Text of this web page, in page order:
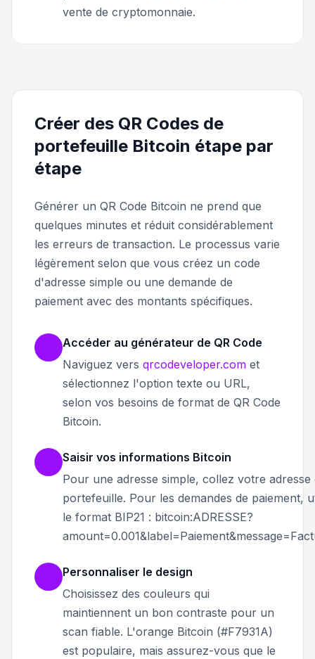
vente de cryptomonnaie.
Créer des QR Codes de
portefeuille Bitcoin étape par
étape
Générer un QR Code Bitcoin ne prend que
quelques minutes et réduit considérablement
les erreurs de transaction. Le processus varie
légèrement selon que vous créez un code
d'adresse simple ou une demande de
paiement avec des montants spécifiques.
Accéder au générateur de QR Code
Naviguez vers qrcodeveloper.com et
sélectionnez l'option texte ou URL,
selon vos besoins de format de QR Code
Bitcoin.
Saisir vos informations Bitcoin
Pour une adresse simple, collez votre adresse
portefeuille. Pour les demandes de paiement,
le format BIP21 : bitcoin:ADRESSE?
Personnaliser le design
Choisissez des couleurs qui
maintiennent un bon contraste pour un
scan fiable. L'orange Bitcoin (#F7931A)
est populaire, mais assurez-vous que le